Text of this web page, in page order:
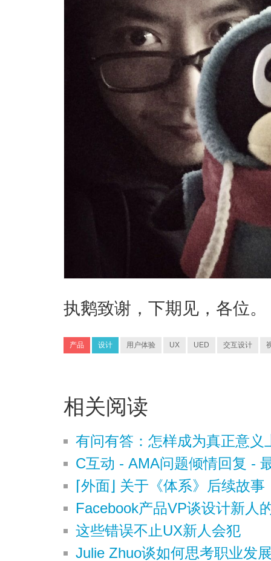
执鹅致谢，下期见，各位。
产品 设计 用户体验 UX UED 交互设计
相关阅读
有问有答：怎样成为真正意义
C互动 - AMA问题倾情回复 -
⌈外面⌋ 关于《体系》后续故
Facebook产品VP谈设计新人
这些错误不止UX新人会犯
Julie Zhuo谈如何思考职业发